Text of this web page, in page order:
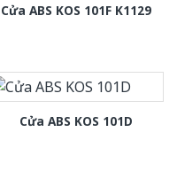
Cửa ABS KOS 101F K1129
Cửa ABS KOS 101D